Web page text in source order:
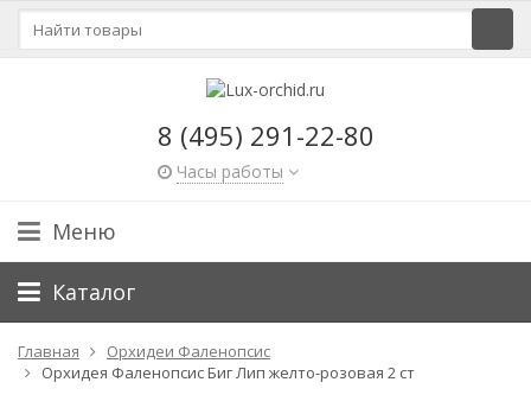
8 (495) 291-22-80
Часы работы
Меню
Каталог
Главная
Орхидеи Фаленопсис
Орхидея Фаленопсис Биг Лип желто-розовая 2 ст